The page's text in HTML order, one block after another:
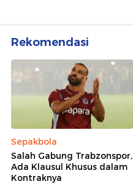
Rekomendasi
Sepakbola
Salah Gabung Trabzonspor,
Ada Klausul Khusus dalam
Kontraknya